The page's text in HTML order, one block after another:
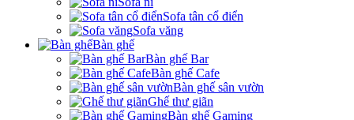
Sofa tân cổ điển
Sofa văng
Bàn ghế
Bàn ghế Bar
Bàn ghế Cafe
Bàn ghế sân vườn
Ghế thư giãn
Bàn ghế Gaming